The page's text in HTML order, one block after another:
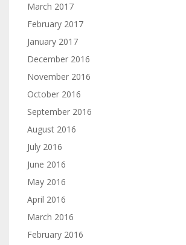
March 2017
February 2017
January 2017
December 2016
November 2016
October 2016
September 2016
August 2016
July 2016
June 2016
May 2016
April 2016
March 2016
February 2016